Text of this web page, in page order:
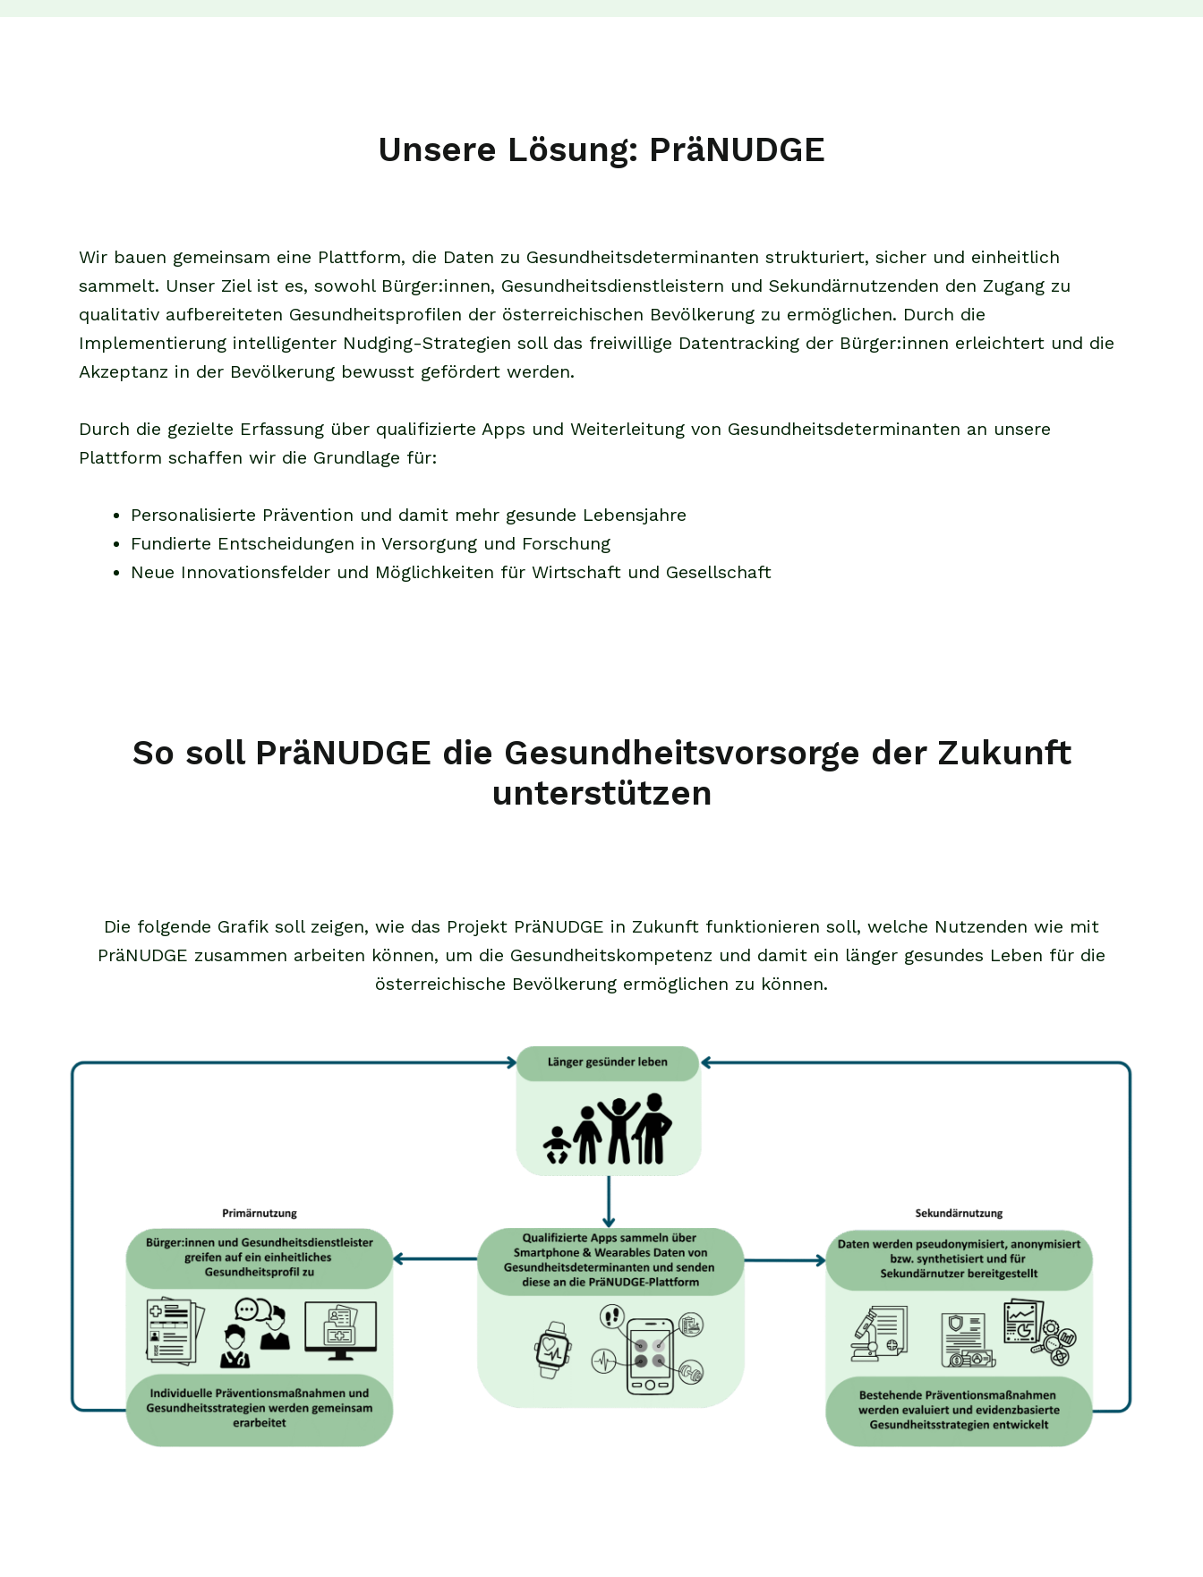
Unsere Lösung: PräNUDGE
Wir bauen gemeinsam eine Plattform, die Daten zu Gesundheitsdeterminanten strukturiert, sicher und einheitlich
sammelt. Unser Ziel ist es, sowohl Bürger:innen, Gesundheitsdienstleistern und Sekundärnutzenden den Zugang zu
qualitativ aufbereiteten Gesundheitsprofilen der österreichischen Bevölkerung zu ermöglichen. Durch die
Implementierung intelligenter Nudging-Strategien soll das freiwillige Datentracking der Bürger:innen erleichtert und die
Akzeptanz in der Bevölkerung bewusst gefördert werden.
Durch die gezielte Erfassung über qualifizierte Apps und Weiterleitung von Gesundheitsdeterminanten an unsere
Plattform schaffen wir die Grundlage für:
Personalisierte Prävention und damit mehr gesunde Lebensjahre
Fundierte Entscheidungen in Versorgung und Forschung
Neue Innovationsfelder und Möglichkeiten für Wirtschaft und Gesellschaft
So soll PräNUDGE die Gesundheitsvorsorge der Zukunft
unterstützen
Die folgende Grafik soll zeigen, wie das Projekt PräNUDGE in Zukunft funktionieren soll, welche Nutzenden wie mit
PräNUDGE zusammen arbeiten können, um die Gesundheitskompetenz und damit ein länger gesundes Leben für die
österreichische Bevölkerung ermöglichen zu können.